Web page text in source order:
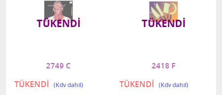
2749 C
TÜKENDİ
TÜKENDI
2418 F
TÜKENDİ
TÜKENDI